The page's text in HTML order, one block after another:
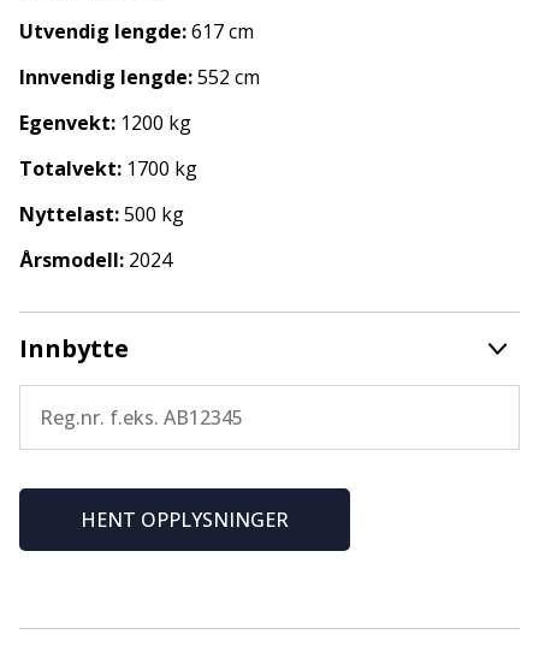
I Plusspakken finnes også feste for tv,
Myggnettsdør, TrumaVent, Ultraheat Batteri, 1
stk gassflaske og gassalarm ligger også i prisen.
Vi kan tilby finansiering om ønskelig.
Vi er forhandler for Adria, LMC, Eriba, Knaus og
om feil.
Utvendig lengde:617 cm
Innvendig lengde:552 cm
Egenvekt: 1200 kg
Totalvekt: 1700 kg
Nyttelast:500 kg
Årsmodell: 2024
Innbytte
HENT OPPLYSNINGER